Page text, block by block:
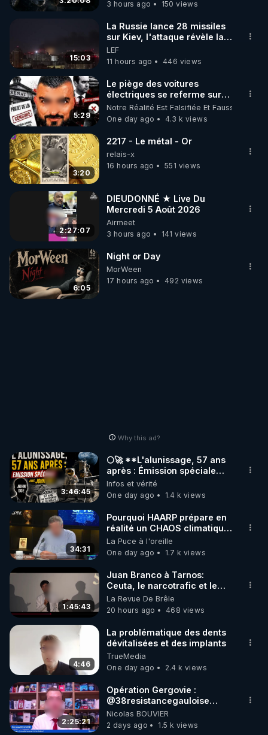
code : REGENERE10
▶ 30 jours gratuit sur l’application de méditation et
de bien-être ENVOL :
Rendez-vous sur
https://www.envol.app/code
le code : REGENERE
3 hours ago 150 views
15:03
La Russie lance 28 missiles
sur Kiev, l'attaque révèle la
faiblesse de Kiev
LEF
11 hours ago
446 views
5:29
Le piège des voitures
électriques se referme sur
les usagers !
Notre Réalité Est Falsifiée Et Fausse
One day ago
4.3 k views
3:20
2217 - Le métal - Or
relais-x
16 hours ago
551 views
2:27:07
DIEUDONNÉ ★ Live Du
Mercredi 5 Août 2026
Airmeet
3 hours ago
141 views
6:05
Night or Day
MorWeen
17 hours ago
492 views
Why this ad?
3:46:45
🌕🚀 **L'alunissage, 57 ans
après : Émission spéciale
avec John Doe !** 👨 🚀✨
Infos et vérité
One day ago
1.4 k views
34:31
Pourquoi HAARP prépare en
réalité un CHAOS climatique,
on répond
La Puce à l'oreille
One day ago
1.7 k views
1:45:43
Juan Branco à Tarnos:
Ceuta, le narcotrafic et le
pouvoir en France
La Revue De Brêle
20 hours ago
468 views
4:46
La problématique des dents
dévitalisées et des implants
TrueMedia
One day ago
2.4 k views
2:25:21
Opération Gergovie :
‪@38resistancegauloise‬
‪@MarionSigautOfficiel‬
‪@gladysriifard5710‬ Laëtitia
Nicolas BOUVIER
2 days ago
1.5 k views